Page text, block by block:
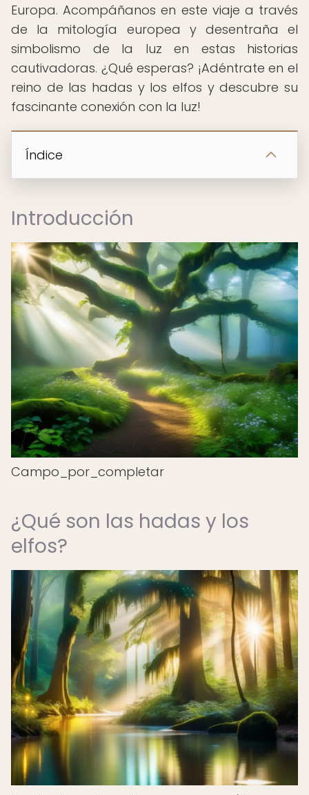
Europa. Acompáñanos en este viaje a través
de la mitología europea y desentraña el
simbolismo de la luz en estas historias
cautivadoras. ¿Qué esperas? ¡Adéntrate en el
reino de las hadas y los elfos y descubre su
fascinante conexión con la luz!
Índice
Introducción
Campo_por_completar
¿Qué son las hadas y los
elfos?